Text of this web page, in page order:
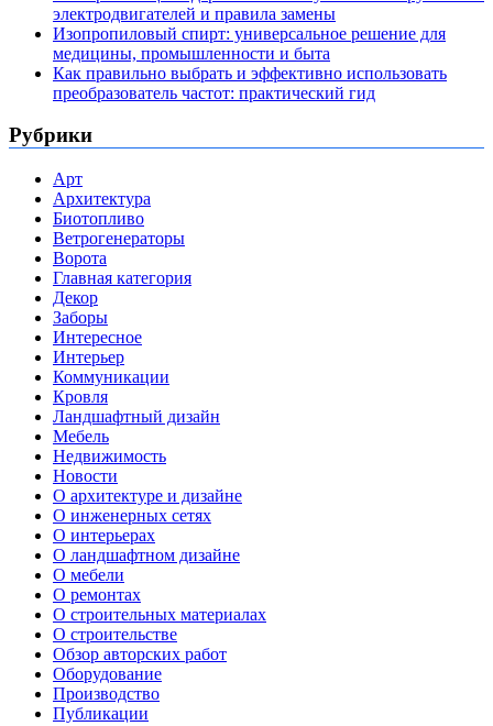
электродвигателей и правила замены
Изопропиловый спирт: универсальное решение для
медицины, промышленности и быта
Как правильно выбрать и эффективно использовать
преобразователь частот: практический гид
Рубрики
Арт
Архитектура
Биотопливо
Ветрогенераторы
Ворота
Главная категория
Декор
Заборы
Интересное
Интерьер
Коммуникации
Кровля
Ландшафтный дизайн
Мебель
Недвижимость
Новости
О архитектуре и дизайне
О инженерных сетях
О интерьерах
О ландшафтном дизайне
О мебели
О ремонтах
О строительных материалах
О строительстве
Обзор авторских работ
Оборудование
Производство
Публикации